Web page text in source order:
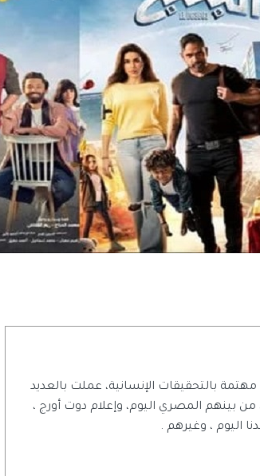
بالتحقيقات الإنسانية، عملت بالعديد
بينهم المصري اليوم، وإعلام دوت أورج ،
اليوم ، وغيرهم .